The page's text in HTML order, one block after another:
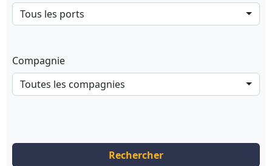
Tous les ports
Compagnie
Toutes les compagnies
Rechercher